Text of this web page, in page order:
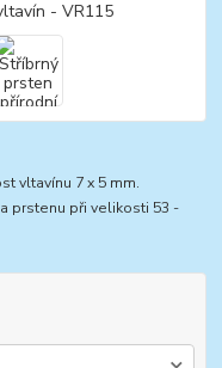
vltavínu 7 x 5 mm.
prstenu při velikosti 53 -